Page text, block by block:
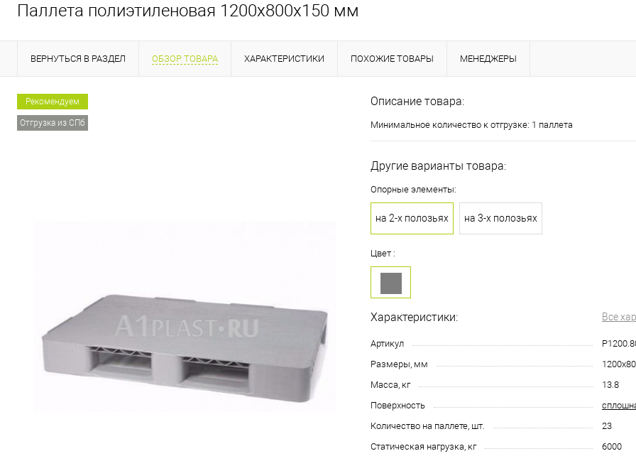
Паллета полиэтиленовая 1200х800х150 мм
ВЕРНУТЬСЯ В РАЗДЕЛ ОБЗОР ТОВАРА ХАРАКТЕРИСТИКИ ПОХОЖИЕ ТОВАРЫ МЕНЕДЖЕРЫ
Рекомендуем
Отгрузка из СПб
Описание товара:
Минимальное количество к отгрузке: 1 паллета
Другие варианты товара:
Опорные элементы:
на 2-х полозьях на 3-х полозьях
Цвет :
Характеристики: Все
Артикул
Размеры, мм
Масса, кг
13.8
Поверхность
Количество на паллете, шт.
23
Статическая нагрузка, кг
6000